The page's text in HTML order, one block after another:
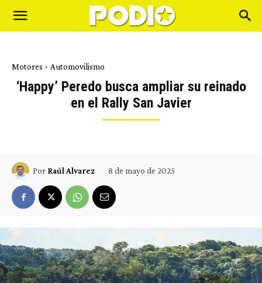
Motores Automovilismo
‘Happy’ Peredo busca ampliar su reinado
en el Rally San Javier
Por Raúl Alvarez 8 de mayo de 2025